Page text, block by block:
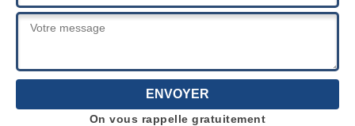
On vous rappelle gratuitement